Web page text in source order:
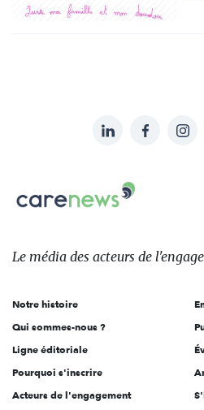
sur:
LinkedInFacebook
Le
des
l'engagement
Le média des acteurs de
Notre histoire
Qui sommes-nous ?
Ligne éditoriale
Pourquoi s'inscrire
Acteurs de l'engagement